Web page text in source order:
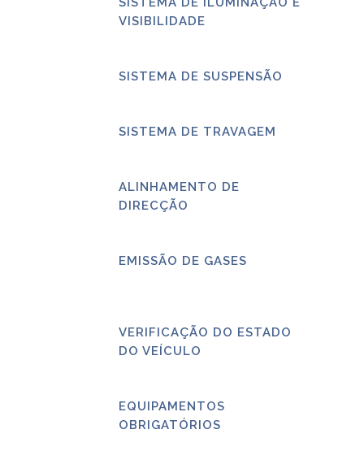
VISIBILIDADE
SISTEMA DE SUSPENSÃO
SISTEMA DE TRAVAGEM
ALINHAMENTO DE
DIRECÇÃO
EMISSÃO DE GASES
VERIFICAÇÃO DO ESTADO
DO VEÍCULO
EQUIPAMENTOS
OBRIGATÓRIOS